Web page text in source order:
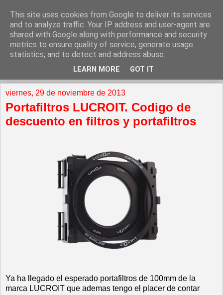
viernes, 29 de noviembre de 2013
Portafiltros LUCROIT. Codigo de
descuento en filtros y portafiltros
Ya ha llegado el esperado portafiltros de 100mm de la
marca LUCROIT que ademas tengo el placer de contar
This site uses cookies from Google to deliver its services
and to analyze traffic. Your IP address and user-agent are
shared with Google along with performance and security
metrics to ensure quality of service, generate usage
statistics, and to detect and address abuse.
LEARN MORE GOT IT